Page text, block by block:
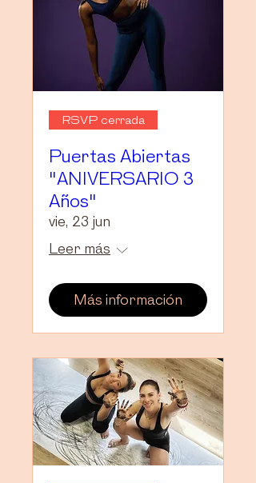
RSVP cerrada
Puertas Abiertas
"ANIVERSARIO 3
Años"
vie, 23 jun
Leer más
Más información